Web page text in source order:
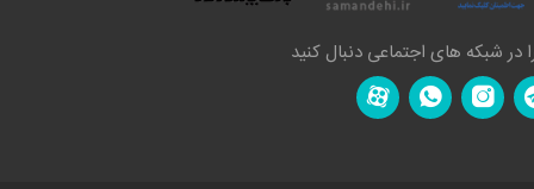
در شبکه های اجتماعی دنبال کنید